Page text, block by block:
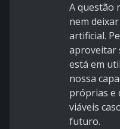
A questão
nem
artificial.
aproveitar
está em
nossa
próprias e
viáveis
futuro.